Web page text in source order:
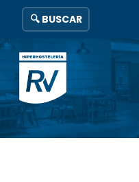
🔍 BUSCAR